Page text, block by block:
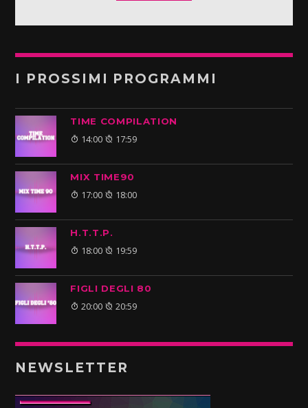
I PROSSIMI PROGRAMMI
TIME COMPILATION
14:00 17:59
MIX TIME90
17:00 18:00
H.T.T.P.
18:00 19:59
FIGLI DEGLI 80
20:00 20:59
NEWSLETTER